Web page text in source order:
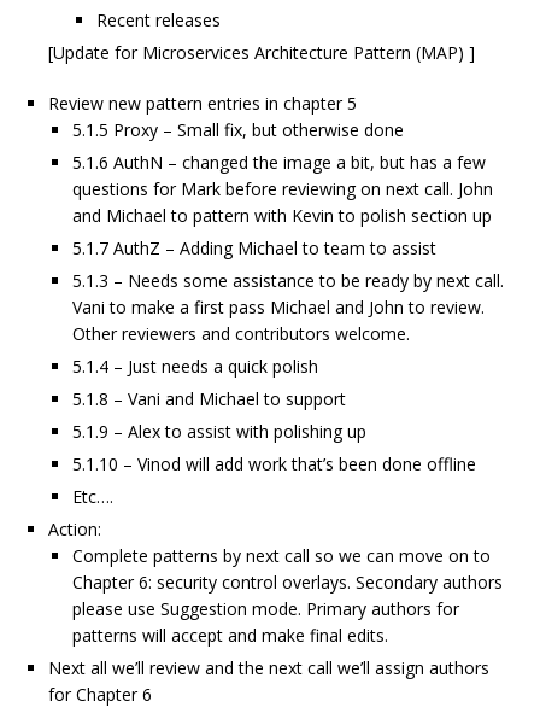
Recent releases
[Update for Microservices Architecture Pattern (MAP) ]
Review new pattern entries in chapter 5
5.1.5 Proxy – Small fix, but otherwise done
5.1.6 AuthN – changed the image a bit, but has a few
questions for Mark before reviewing on next call. John
and Michael to pattern with Kevin to polish section up
5.1.7 AuthZ – Adding Michael to team to assist
5.1.3 – Needs some assistance to be ready by next call.
Vani to make a first pass Michael and John to review.
Other reviewers and contributors welcome.
5.1.4 – Just needs a quick polish
5.1.8 – Vani and Michael to support
5.1.9 – Alex to assist with polishing up
5.1.10 – Vinod will add work that’s been done offline
Etc….
Action:
Complete patterns by next call so we can move on to
Chapter 6: security control overlays. Secondary authors
please use Suggestion mode. Primary authors for
patterns will accept and make final edits.
Next all we’ll review and the next call we’ll assign authors
for Chapter 6